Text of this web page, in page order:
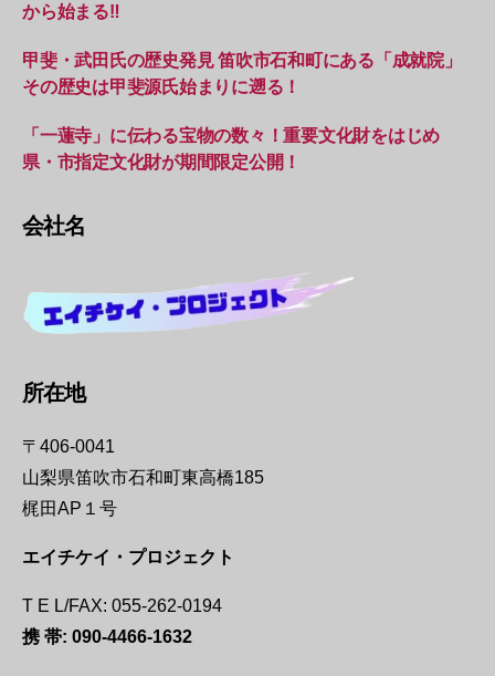
から始まる‼︎
甲斐・武田氏の歴史発見 笛吹市石和町にある「成就院」
その歴史は甲斐源氏始まりに遡る！
「一蓮寺」に伝わる宝物の数々！重要文化財をはじめ
県・市指定文化財が期間限定公開！
会社名
所在地
〒406-0041
山梨県笛吹市石和町東高橋185
梶田AP１号
エイチケイ・プロジェクト
T E L/FAX: 055-262-0194
携 帯: 090-4466-1632